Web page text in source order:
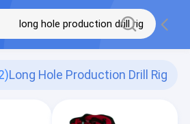
Long Hole Production Drill Rig
(2)